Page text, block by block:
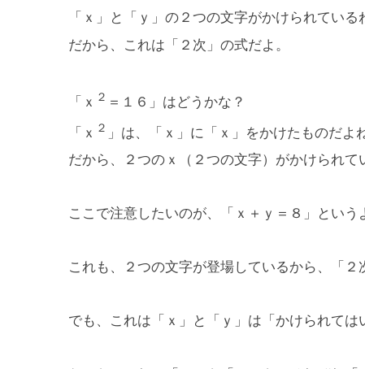
「ｘ」と「ｙ」の２つの文字がかけられている
だから、これは「２次」の式だよ。
「ｘ ２ ＝１６」はどうかな？
「ｘ ２ 」は、「ｘ」に「ｘ」をかけたものだよ
だから、２つのｘ（２つの文字）がかけられて
ここで注意したいのが、「ｘ＋ｙ＝８」という
これも、２つの文字が登場しているから、「２
でも、これは「ｘ」と「ｙ」は「かけられては